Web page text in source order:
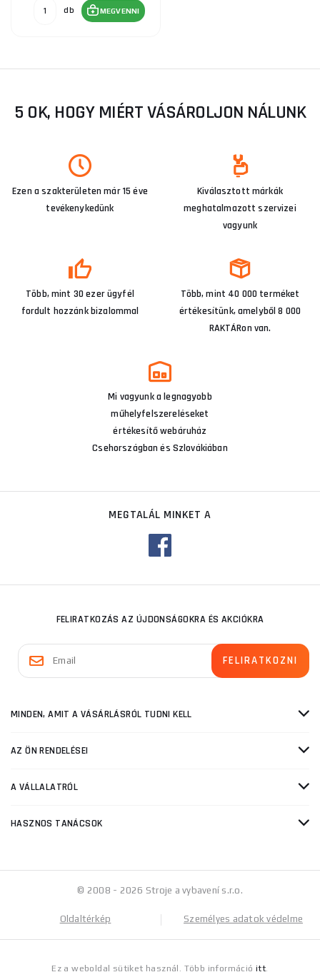
db MEGVENNI
5 OK, HOGY MIÉRT VÁSÁROLJON NÁLUNK
Ezen a szakterületen már 15 éve
tevékenykedünk
Kiválasztott márkák
meghatalmazott szervizei
vagyunk
Több, mint 30 ezer ügyfél
fordult hozzánk bizalommal
Több, mint 40 000 terméket
értékesítünk, amelyből 8 000
RAKTÁRon van.
Mi vagyunk a legnagyobb
műhelyfelszereléseket
értékesítő webáruház
Csehországban és Szlovákiában
MEGTALÁL MINKET A
FELIRATKOZÁS AZ ÚJDONSÁGOKRA ÉS AKCIÓKRA
MINDEN, AMIT A VÁSÁRLÁSRÓL TUDNI KELL
AZ ÖN RENDELÉSEI
A VÁLLALATRÓL
HASZNOS TANÁCSOK
© 2008 - 2026 Stroje a vybavení s.r.o.
Oldaltérkép Személyes adatok védelme
Ez a weboldal sütiket használ. Több információitt.